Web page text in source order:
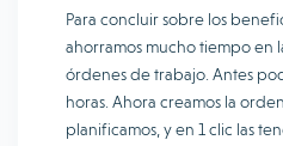
Para concluir sobre los
ahorramos mucho tiempo en
órdenes de trabajo. Antes
horas. Ahora creamos la
planificamos, y en 1 clic las